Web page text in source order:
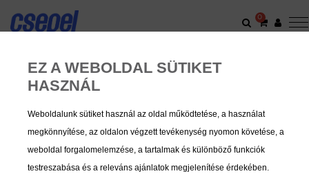
EZ A WEBOLDAL SÜTIKET
HASZNÁL
Weboldalunk sütiket használ az oldal működtetése, a használat
megkönnyítése, az oldalon végzett tevékenység nyomon követése, a
weboldal forgalomelemzése, a tartalmak és különböző funkciók
testreszabása és a releváns ajánlatok megjelenítése érdekében.
0